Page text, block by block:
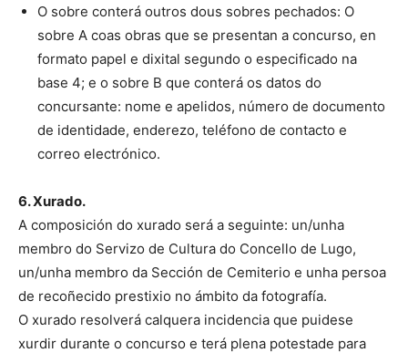
O sobre conterá outros dous sobres pechados: O
sobre A coas obras que se presentan a concurso, en
formato papel e dixital segundo o especificado na
base 4; e o sobre B que conterá os datos do
concursante: nome e apelidos, número de documento
de identidade, enderezo, teléfono de contacto e
correo electrónico.
6. Xurado.
A composición do xurado será a seguinte: un/unha
membro do Servizo de Cultura do Concello de Lugo,
un/unha membro da Sección de Cemiterio e unha persoa
de recoñecido prestixio no ámbito da fotografía.
O xurado resolverá calquera incidencia que puidese
xurdir durante o concurso e terá plena potestade para